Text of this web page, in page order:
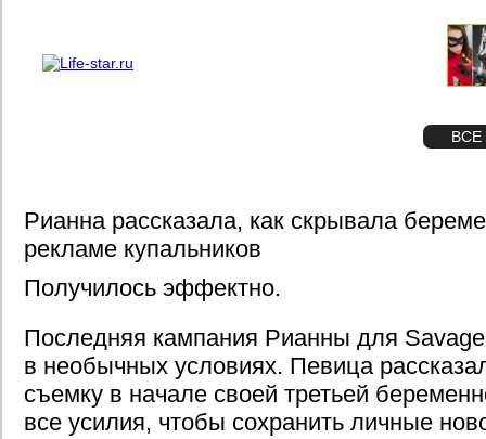
ВСЕ
Рианна рассказала, как скрывала
рекламе купальников
Получилось эффектно.
Последняя кампания Рианны для
в необычных условиях. Певица
съемку в начале своей третьей
все усилия, чтобы сохранить личные